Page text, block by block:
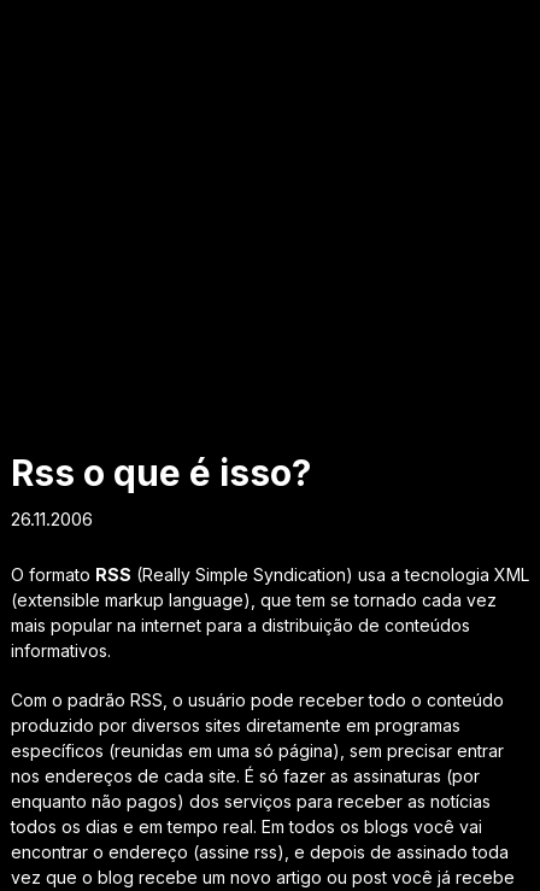
Rss o que é isso?
26.11.2006
O formato RSS (Really Simple Syndication) usa a tecnologia XML
(extensible markup language), que tem se tornado cada vez
mais popular na internet para a distribuição de conteúdos
informativos.
Com o padrão RSS, o usuário pode receber todo o conteúdo
produzido por diversos sites diretamente em programas
específicos (reunidas em uma só página), sem precisar entrar
nos endereços de cada site. É só fazer as assinaturas (por
enquanto não pagos) dos serviços para receber as notícias
todos os dias e em tempo real. Em todos os blogs você vai
encontrar o endereço (assine rss), e depois de assinado toda
vez que o blog recebe um novo artigo ou post você já recebe